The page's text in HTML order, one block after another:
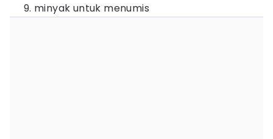
minyak untuk menumis